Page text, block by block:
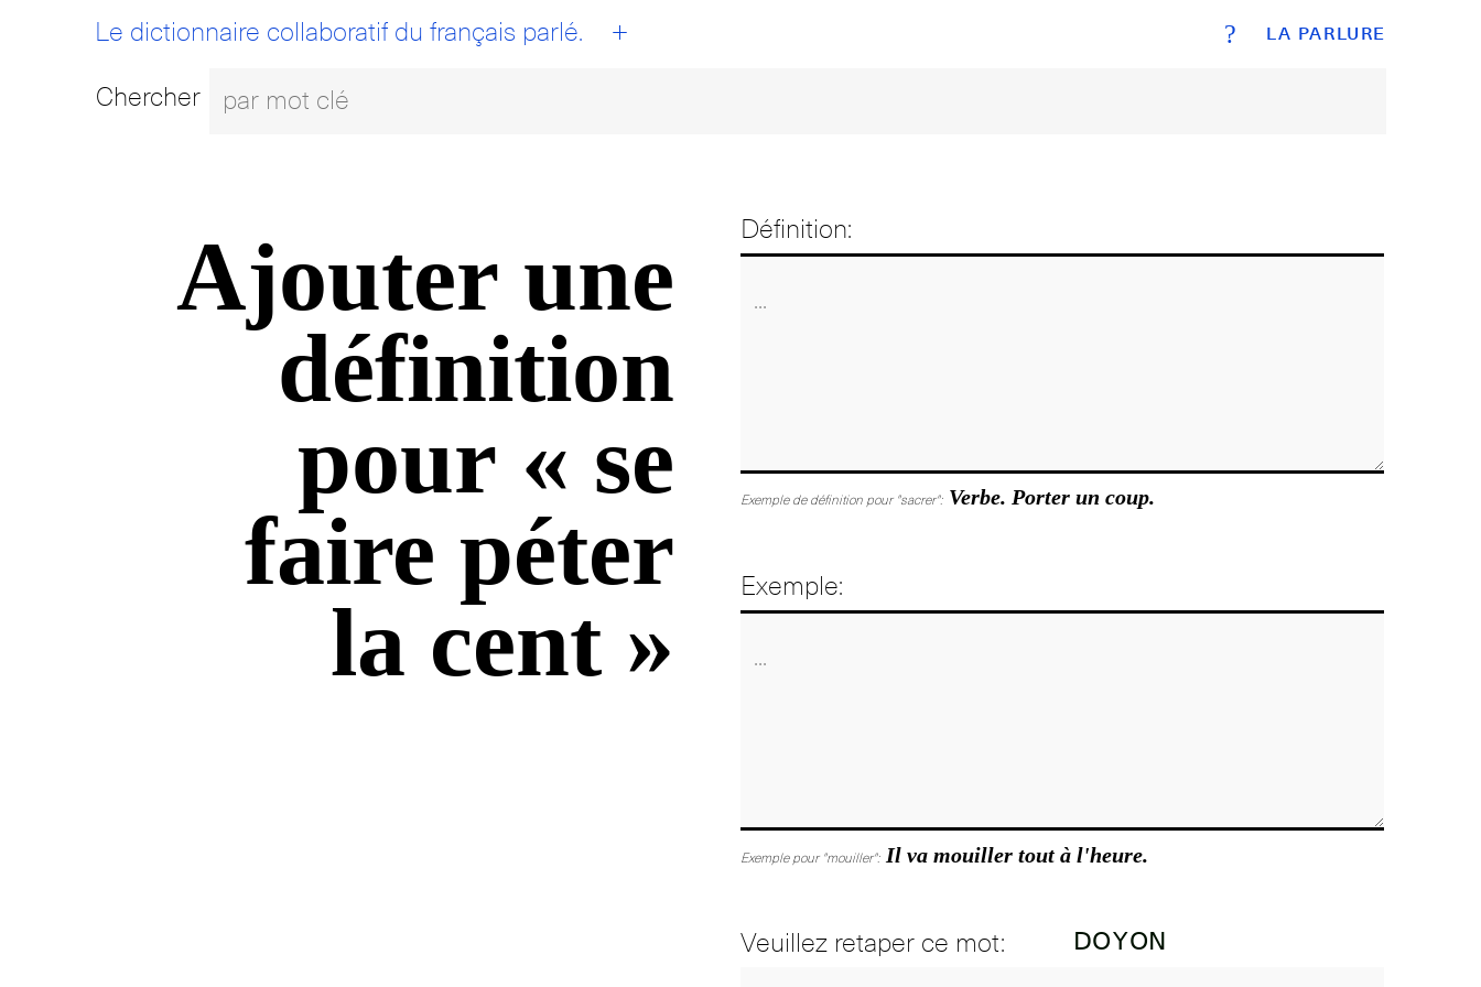
LA PARLURE
Le dictionnaire collaboratif du français parlé. + ?
Chercher
Ajouter une
définition
pour « se
faire péter
la cent »
Définition:
Exemple de définition pour "sacrer": Verbe. Porter un coup.
Exemple:
Exemple pour "mouiller": Il va mouiller tout à l'heure.
Veuillez retaper ce mot: